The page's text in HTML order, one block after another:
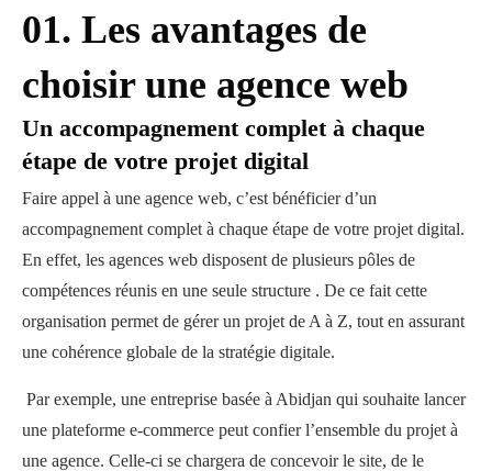
01. Les avantages de
choisir une agence web
Un accompagnement complet à chaque
étape de votre projet digital
Faire appel à une agence web, c’est bénéficier d’un
accompagnement complet à chaque étape de votre projet digital.
En effet, les agences web disposent de plusieurs pôles de
compétences réunis en une seule structure . De ce fait cette
organisation permet de gérer un projet de A à Z, tout en assurant
une cohérence globale de la stratégie digitale.
Par exemple, une entreprise basée à Abidjan qui souhaite lancer
une plateforme e-commerce peut confier l’ensemble du projet à
une agence. Celle-ci se chargera de concevoir le site, de le